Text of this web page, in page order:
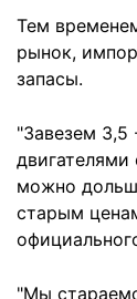
Тем
рынок,
запасы.
"Завезем 3,5
двигателями
можно
старым
"Мы